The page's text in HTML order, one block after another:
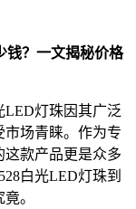
钱？一文揭秘价格
LED灯珠因其广泛
市场青睐。作为专
款产品更是众多
白光LED灯珠到
。